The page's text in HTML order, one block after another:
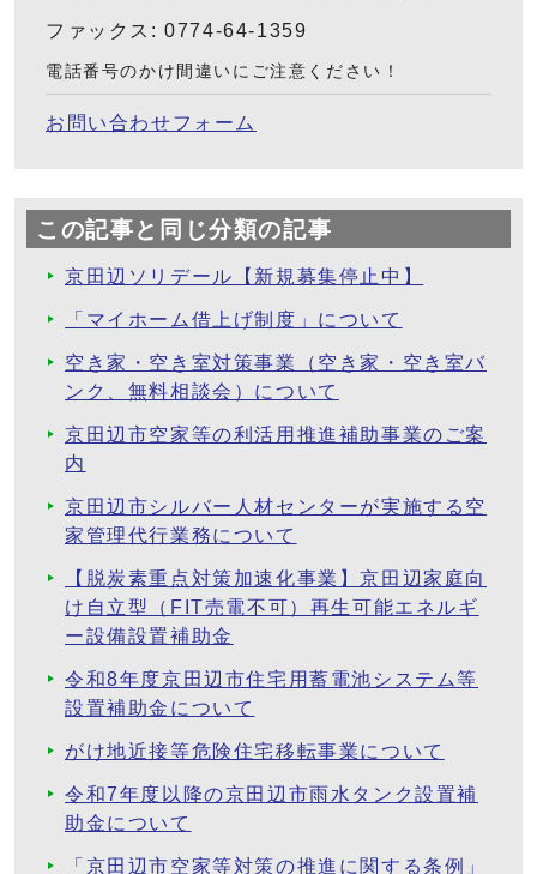
ファックス: 0774-64-1359
電話番号のかけ間違いにご注意ください！
お問い合わせフォーム
この記事と同じ分類の記事
京田辺ソリデール【新規募集停止中】
「マイホーム借上げ制度」について
空き家・空き室対策事業（空き家・空き室バ
ンク、無料相談会）について
京田辺市空家等の利活用推進補助事業のご案
内
京田辺市シルバー人材センターが実施する空
家管理代行業務について
【脱炭素重点対策加速化事業】京田辺家庭向
け自立型（FIT売電不可）再生可能エネルギ
ー設備設置補助金
令和8年度京田辺市住宅用蓄電池システム等
設置補助金について
がけ地近接等危険住宅移転事業について
令和7年度以降の京田辺市雨水タンク設置補
助金について
「京田辺市空家等対策の推進に関する条例」